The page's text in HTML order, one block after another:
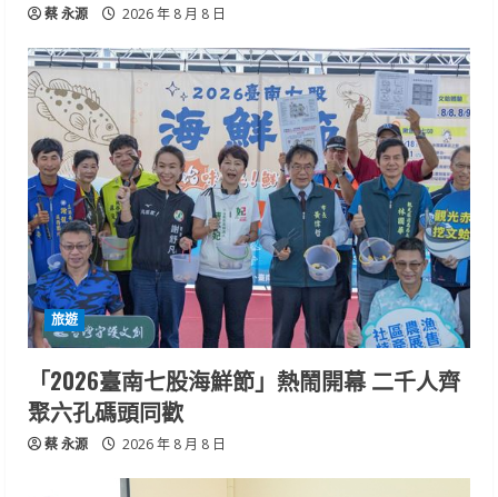
蔡 永源 2026 年 8 月 8 日
旅遊
「2026臺南七股海鮮節」熱鬧開幕 二千人齊
聚六孔碼頭同歡
蔡 永源 2026 年 8 月 8 日